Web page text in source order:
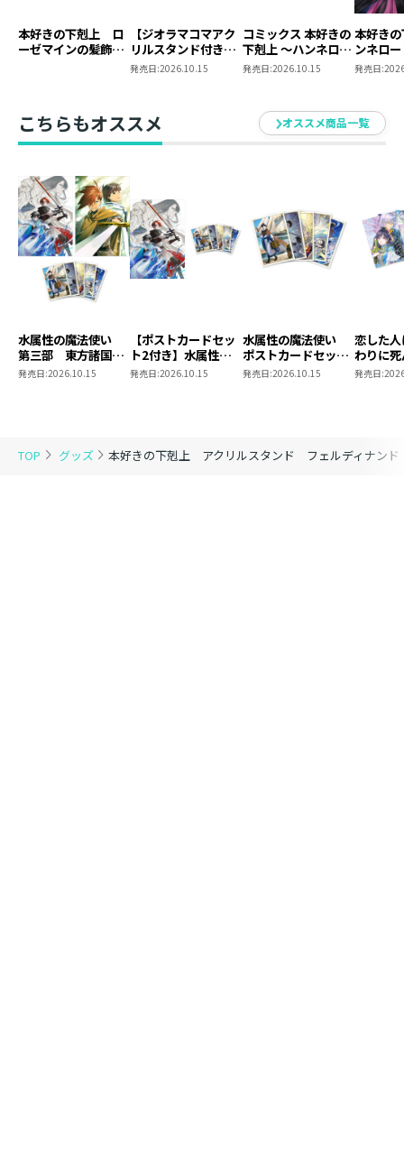
TOP グッズ 本好きの下剋上 アクリルスタンド フェルディナンド
本好きの下剋上 ロ
ーゼマインの髪飾り
【ジオラマコマアク
リルスタンド付き】
本好きの下剋上 ～ハ
ミックス）
発売日:2026.10.15
コミックス 本好きの
下剋上 ～ハンネロー
レの貴族院五年生～
アクリルスタンド
（1巻4話）
発売日:2026.10.15
本好き
ンネロ
五年生
発売日:
こちらもオススメ オススメ商品一覧
水属性の魔法使い
第三部 東方諸国編
8 同時発売まとめ
発売日:2026.10.15
【ポストカードセッ
ト2付き】水属性の
魔法使い 第三部
発売日:2026.10.15
水属性の魔法使い
ポストカードセット
2
発売日:2026.10.15
恋した
わりに
言った
発売日: